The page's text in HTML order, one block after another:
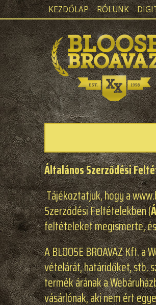
KEZDŐLAP RÓLUNK
Általános Szerződési
Tájékoztatjuk, hogy a
Szerződési Feltételekben (
feltételeket megismerte,
A BLOOSE BROAVAZ Kft.
vételárát, határidőket, stb.
termék árának a
vásárlónak, aki nem ért